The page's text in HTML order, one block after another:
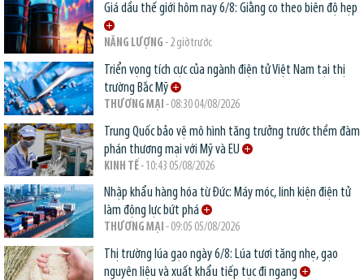
Giá dầu thế giới hôm nay 6/8: Giằng co theo biên độ hẹp
NĂNG LƯỢNG - 2 giờ trước
Triển vọng tích cực của ngành điện tử Việt Nam tại thị
trường Bắc Mỹ
THƯƠNG MẠI - 08:30 04/08/2026
Trung Quốc bảo vệ mô hình tăng trưởng trước thềm đàm
phán thương mại với Mỹ và EU
KINH TẾ- 10:43 05/08/2026
Nhập khẩu hàng hóa từ Đức: Máy móc, linh kiện điện tử
làm động lực bứt phá
THƯƠNG MẠI - 09:05 05/08/2026
Thị trường lúa gạo ngày 6/8: Lúa tươi tăng nhẹ, gạo
nguyên liệu và xuất khẩu tiếp tục đi ngang